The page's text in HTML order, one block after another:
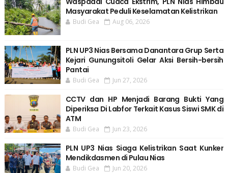
Masyarakat Peduli Keselamatan Kelistrikan
Budi Gea Aug 06, 2026
PLN UP3 Nias Bersama Danantara Grup Serta
Kejari Gunungsitoli Gelar Aksi Bersih-bersih
Pantai
Budi Gea Jun 27, 2026
CCTV dan HP Menjadi Barang Bukti Yang
Diperiksa Di Labfor Terkait Kasus Siswi SMK di
ATM
Budi Gea Jun 23, 2026
PLN UP3 Nias Siaga Kelistrikan Saat Kunker
Mendikdasmen di Pulau Nias
Budi Gea Jun 20, 2026